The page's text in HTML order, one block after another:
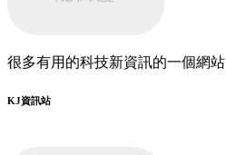
很多有用的科技新資訊的一個網站
KJ資訊站